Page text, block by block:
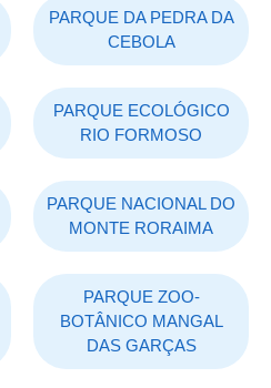
PARQUE DA PEDRA DA
CEBOLA
PARQUE ECOLÓGICO
RIO FORMOSO
PARQUE NACIONAL DO
MONTE RORAIMA
PARQUE ZOO-
BOTÂNICO MANGAL
DAS GARÇAS